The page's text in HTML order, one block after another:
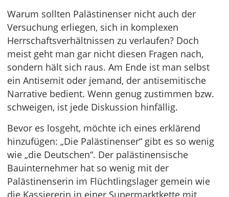
Warum sollten Palästinenser nicht auch der
Versuchung erliegen, sich in komplexen
Herrschaftsverhältnissen zu verlaufen? Doch
meist geht man gar nicht diesen Fragen nach,
sondern hält sich raus. Am Ende ist man selbst
ein Antisemit oder jemand, der antisemitische
Narrative bedient. Wenn genug zustimmen bzw.
schweigen, ist jede Diskussion hinfällig.
Bevor es losgeht, möchte ich eines erklärend
hinzufügen: „Die Palästinenser“ gibt es so wenig
wie „die Deutschen“. Der palästinensische
Bauinternehmer hat so wenig mit der
Palästinenserin im Flüchtlingslager gemein wie
die Kassiererin in einer Supermarktkette mit